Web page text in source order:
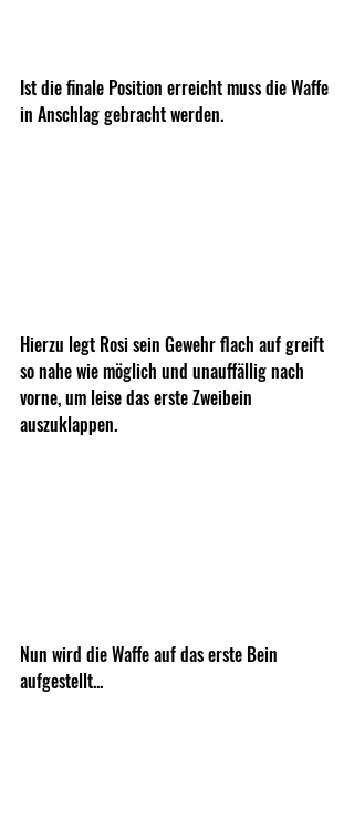
Ist die finale Position erreicht muss die Waffe
in Anschlag gebracht werden.
Hierzu legt Rosi sein Gewehr flach auf greift
so nahe wie möglich und unauffällig nach
vorne, um leise das erste Zweibein
auszuklappen.
Nun wird die Waffe auf das erste Bein
aufgestellt...